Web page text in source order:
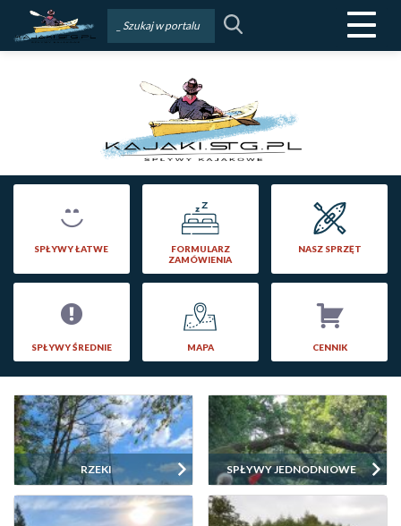
Menu
RZEKI SPŁYWY JEDNODNIOWE
SPŁYWY ŁATWE
FORMULARZ
ZAMÓWIENIA
NASZ SPRZĘT
SPŁYWY ŚREDNIE MAPA CENNIK